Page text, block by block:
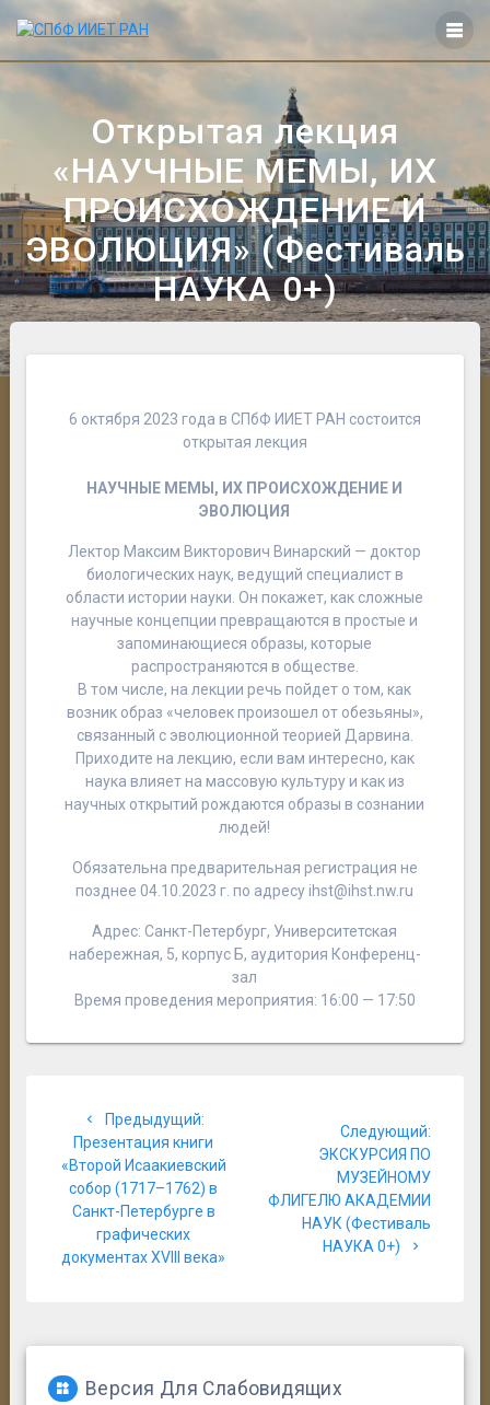
Перейти
Открытая лекция
«НАУЧНЫЕ МЕМЫ, ИХ
ПРОИСХОЖДЕНИЕ И
ЭВОЛЮЦИЯ» (Фестиваль
НАУКА 0+)
6 октября 2023 года в СПбФ ИИЕТ РАН состоится
открытая лекция
НАУЧНЫЕ МЕМЫ, ИХ ПРОИСХОЖДЕНИЕ И
ЭВОЛЮЦИЯ
Лектор Максим Викторович Винарский — доктор
биологических наук, ведущий специалист в
области истории науки. Он покажет, как сложные
научные концепции превращаются в простые и
запоминающиеся образы, которые
распространяются в обществе.
В том числе, на лекции речь пойдет о том, как
возник образ «человек произошел от обезьяны»,
связанный с эволюционной теорией Дарвина.
Приходите на лекцию, если вам интересно, как
наука влияет на массовую культуру и как из
научных открытий рождаются образы в сознании
людей!
Обязательна предварительная регистрация не
позднее 04.10.2023 г. по адресу ihst@ihst.nw.ru
Адрес: Санкт-Петербург, Университетская
набережная, 5, корпус Б, аудитория Конференц-
зал
Время проведения мероприятия: 16:00 — 17:50
записям
Предыдущий:
запись:
Презентация книги
«Второй Исаакиевский
собор (1717–1762) в
Санкт-Петербурге в
графических
документах XVIII века»
Следующий:
ЭКСКУРСИЯ ПО
МУЗЕЙНОМУ
ФЛИГЕЛЮ АКАДЕМИИ
НАУК (Фестиваль
НАУКА 0+)
Версия Для Слабовидящих